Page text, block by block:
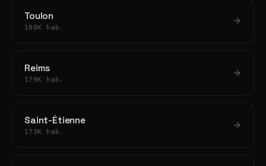
Toulon
180K hab.
Reims
179K hab.
Saint-Étienne
173K hab.